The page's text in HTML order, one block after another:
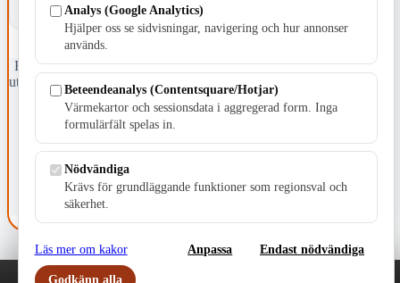
Fristående webbtidningsföretag grundat 1991 som sedan 2002 ger
ut tidningen Skillingaryd.nu och 2010 lanserades Värnamo.nu. Från
april 2026 omfattar Skillingaryd.nu tre kommuner: Gnosjö,
Värnamo och Vaggeryds kommun.
Kontakta oss
Postadress: Gisslaköp 1, 568 92 Skillingaryd
Analys (Google Analytics)
Hjälper oss se sidvisningar, navigering och hur annonser
används.
Beteendeanalys (Contentsquare/Hotjar)
Värmekartor och sessionsdata i aggregerad form. Inga
formulärfält spelas in.
Nödvändiga
Krävs för grundläggande funktioner som regionsval och
säkerhet.
Läs mer om kakor Anpassa Endast nödvändiga
Godkänn alla